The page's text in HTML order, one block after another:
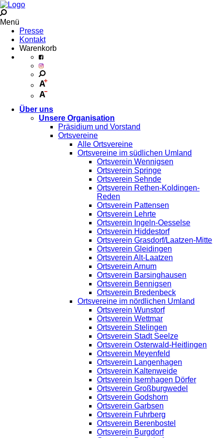
Menü
Presse
Kontakt
Warenkorb
Über uns
Unsere Organisation
Präsidium und Vorstand
Ortsvereine
Alle Ortsvereine
Ortsvereine im südlichen Umland
Ortsverein Wennigsen
Ortsverein Springe
Ortsverein Sehnde
Ortsverein Rethen-Koldingen-
Reden
Ortsverein Pattensen
Ortsverein Lehrte
Ortsverein Ingeln-Oesselse
Ortsverein Hiddestorf
Ortsverein Grasdorf/Laatzen-Mitte
Ortsverein Gleidingen
Ortsverein Alt-Laatzen
Ortsverein Arnum
Ortsverein Barsinghausen
Ortsverein Bennigsen
Ortsverein Bredenbeck
Ortsvereine im nördlichen Umland
Ortsverein Wunstorf
Ortsverein Wettmar
Ortsverein Stelingen
Ortsverein Stadt Seelze
Ortsverein Osterwald-Heitlingen
Ortsverein Meyenfeld
Ortsverein Langenhagen
Ortsverein Kaltenweide
Ortsverein Isernhagen Dörfer
Ortsverein Großburgwedel
Ortsverein Godshorn
Ortsverein Garbsen
Ortsverein Fuhrberg
Ortsverein Berenbostel
Ortsverein Burgdorf